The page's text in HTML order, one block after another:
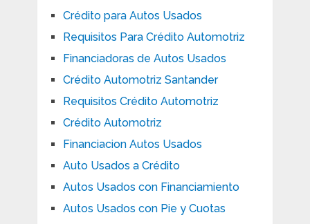
Crédito para Autos Usados
Requisitos Para Crédito Automotriz
Financiadoras de Autos Usados
Crédito Automotriz Santander
Requisitos Crédito Automotriz
Crédito Automotriz
Financiacion Autos Usados
Auto Usados a Crédito
Autos Usados con Financiamiento
Autos Usados con Pie y Cuotas